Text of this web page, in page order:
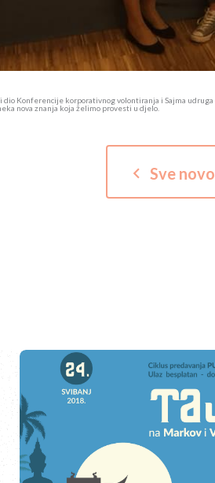
Konferencije korporativnog volontiranja i Sajma
nova znanja koja želimo provesti u djelo.
keyboard_arrow_left Sve